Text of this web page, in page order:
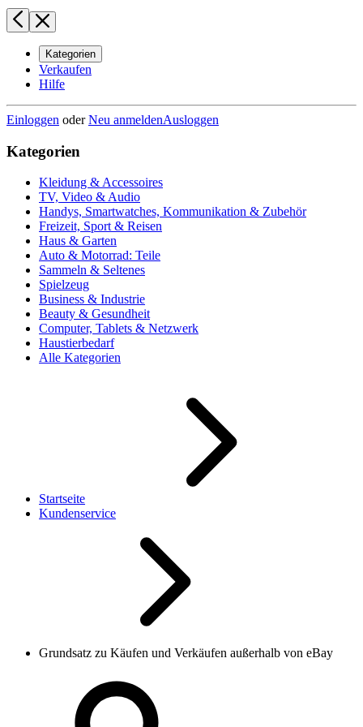
Kategorien
Verkaufen
Hilfe
Einloggen oderNeu anmeldenAusloggen
Kategorien
Kleidung & Accessoires
TV, Video & Audio
Handys, Smartwatches, Kommunikation & Zubehör
Freizeit, Sport & Reisen
Haus & Garten
Auto & Motorrad: Teile
Sammeln & Seltenes
Spielzeug
Business & Industrie
Beauty & Gesundheit
Computer, Tablets & Netzwerk
Haustierbedarf
Alle Kategorien
Startseite
Kundenservice
Grundsatz zu Käufen und Verkäufen außerhalb von eBay